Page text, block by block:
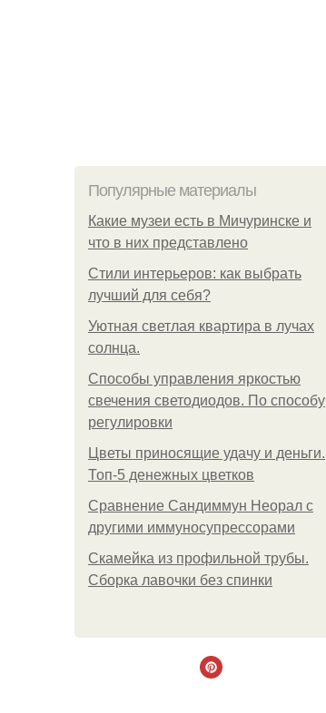
Популярные материалы
Какие музеи есть в Мичуринске и
что в них представлено
Стили интерьеров: как выбрать
лучший для себя?
Уютная светлая квартира в лучах
солнца.
Способы управления яркостью
свечения светодиодов. По способу
регулировки
Цветы приносящие удачу и деньги.
Топ-5 денежных цветков
Сравнение Сандиммун Неорал с
другими иммуносупрессорами
Скамейка из профильной трубы.
Сборка лавочки без спинки